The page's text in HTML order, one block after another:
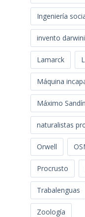
Ingeniería
invento
Lamarck
Máquina
Máximo Sandín
naturalistas
Orwell
Procrusto
Trabalenguas
Zoología